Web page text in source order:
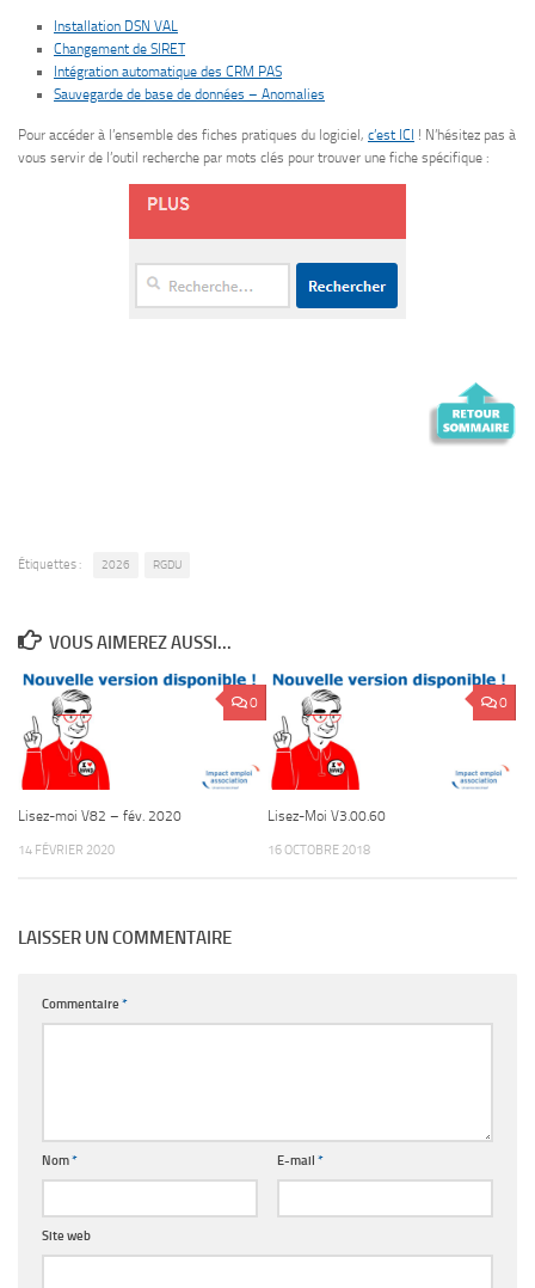
Installation DSN VAL
Changement de SIRET
Intégration automatique des CRM PAS
Sauvegarde de base de données – Anomalies
Pour accéder à l’ensemble des fiches pratiques du logiciel, c’est ICI ! N’hésitez pas à
vous servir de l’outil recherche par mots clés pour trouver une fiche spécifique :
Étiquettes : 2026 RGDU
VOUS AIMEREZ AUSSI...
0
Lisez-moi V82 – fév. 2020
14 FÉVRIER 2020
0
Lisez-Moi V3.00.60
16 OCTOBRE 2018
LAISSER UN COMMENTAIRE
Commentaire *
Nom* E-mail *
Site web